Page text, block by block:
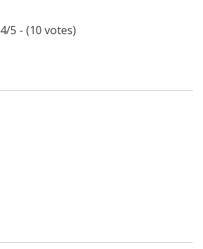
4/5 - (10 votes)